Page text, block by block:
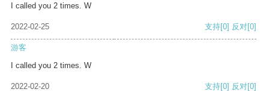
I called you 2 times. W
2022-02-25 支持[0] 反对[0]
游客
I called you 2 times. W
2022-02-20 支持[0] 反对[0]